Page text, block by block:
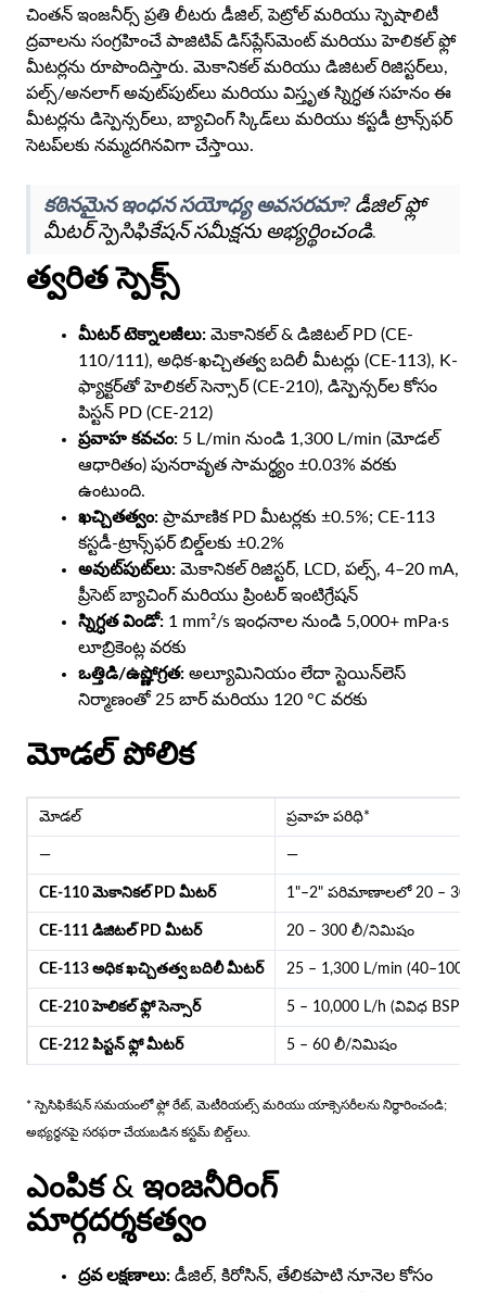
AR
BN
ML
చింతన్ ఇంజనీర్స్ ప్రతి లీటరు డీజిల్, పెట్రోల్ మరియు స్పెషాలిటీ
ద్రవాలను సంగ్రహించే పాజిటివ్ డిస్‌ప్లేస్‌మెంట్ మరియు హెలికల్ ఫ్లో
మీటర్లను రూపొందిస్తారు. మెకానికల్ మరియు డిజిటల్ రిజిస్టర్‌లు,
పల్స్/అనలాగ్ అవుట్‌పుట్‌లు మరియు విస్తృత స్నిగ్ధత సహనం ఈ
మీటర్లను డిస్పెన్సర్‌లు, బ్యాచింగ్ స్కిడ్‌లు మరియు కస్టడీ ట్రాన్స్‌ఫర్
సెటప్‌లకు నమ్మదగినవిగా చేస్తాయి.
కఠినమైన ఇంధన సయోధ్య అవసరమా? డీజిల్ ఫ్లో
మీటర్ స్పెసిఫికేషన్ సమీక్షను అభ్యర్థించండి.
త్వరిత స్పెక్స్
మీటర్ టెక్నాలజీలు: మెకానికల్ & డిజిటల్ PD (CE-
110/111), అధిక-ఖచ్చితత్వ బదిలీ మీటర్లు (CE-113), K-
ఫ్యాక్టర్‌తో హెలికల్ సెన్సార్ (CE-210), డిస్పెన్సర్‌ల కోసం
పిస్టన్ PD (CE-212)
ప్రవాహ కవచం: 5 L/min నుండి 1,300 L/min (మోడల్
ఆధారితం) పునరావృత సామర్థ్యం ±0.03% వరకు
ఉంటుంది.
ఖచ్చితత్వం: ప్రామాణిక PD మీటర్లకు ±0.5%; CE-113
కస్టడీ-ట్రాన్స్‌ఫర్ బిల్డ్‌లకు ±0.2%
అవుట్‌పుట్‌లు: మెకానికల్ రిజిస్టర్, LCD, పల్స్, 4–20 mA,
ప్రీసెట్ బ్యాచింగ్ మరియు ప్రింటర్ ఇంటిగ్రేషన్
స్నిగ్ధత విండో: 1 mm²/s ఇంధనాల నుండి 5,000+ mPa·s
లూబ్రికెంట్ల వరకు
ఒత్తిడి/ఉష్ణోగ్రత: అల్యూమినియం లేదా స్టెయిన్‌లెస్
నిర్మాణంతో 25 బార్ మరియు 120 °C వరకు
మోడల్ పోలిక
మోడల్ ప్రవాహ పరిధి*
— —
CE-110 మెకానికల్ PD మీటర్ 1"–2" పరిమాణాలలో 20 – 300
CE-111 డిజిటల్ PD మీటర్ 20 – 300 లీ/నిమిషం
CE-113 అధిక ఖచ్చితత్వ బదిలీ మీటర్ 25 – 1,300 L/min (40–100
CE-210 హెలికల్ ఫ్లో సెన్సార్ 5 – 10,000 L/h (వివిధ BSP
CE-212 పిస్టన్ ఫ్లో మీటర్ 5 – 60 లీ/నిమిషం
* స్పెసిఫికేషన్ సమయంలో ఫ్లో రేట్, మెటీరియల్స్ మరియు యాక్సెసరీలను నిర్ధారించండి;
అభ్యర్థనపై సరఫరా చేయబడిన కస్టమ్ బిల్డ్‌లు.
ఎంపిక & ఇంజనీరింగ్
మార్గదర్శకత్వం
ద్రవ లక్షణాలు: డీజిల్, కిరోసిన్, తేలికపాటి నూనెల కోసం